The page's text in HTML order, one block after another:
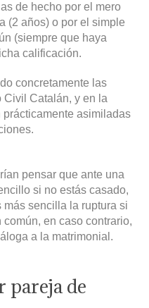
de hecho por el mero
(2 años) o por el simple
(siempre que haya
calificación.
concretamente las
Civil Catalán, y en la
asimiladas
pensar que ante una
si no estás casado,
sencilla la ruptura si
en caso contrario,
a la matrimonial.
pareja de